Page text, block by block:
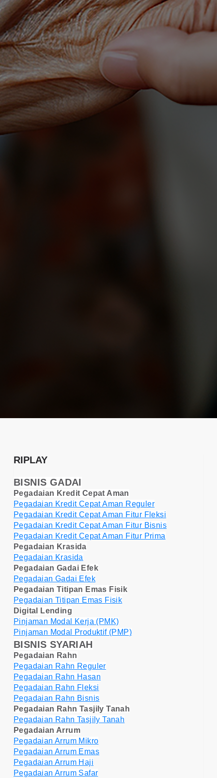
RIPLAY
BISNIS GADAI
Pegadaian Kredit Cepat Aman
Pegadaian Kredit Cepat Aman Reguler
Pegadaian Kredit Cepat Aman Fitur Fleksi
Pegadaian Kredit Cepat Aman Fitur Bisnis
Pegadaian Kredit Cepat Aman Fitur Prima
Pegadaian Krasida
Pegadaian Krasida
Pegadaian Gadai Efek
Pegadaian Gadai Efek
Pegadaian Titipan Emas Fisik
Pegadaian Titipan Emas Fisik
Digital Lending
Pinjaman Modal Kerja (PMK)
Pinjaman Modal Produktif (PMP)
BISNIS SYARIAH
Pegadaian Rahn
Pegadaian Rahn Reguler
Pegadaian Rahn Hasan
Pegadaian Rahn Fleksi
Pegadaian Rahn Bisnis
Pegadaian Rahn Tasjily Tanah
Pegadaian Rahn Tasjily Tanah
Pegadaian Arrum
Pegadaian Arrum Mikro
Pegadaian Arrum Emas
Pegadaian Arrum Haji
Pegadaian Arrum Safar